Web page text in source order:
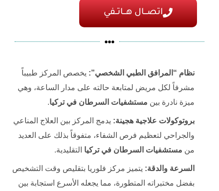
اتصـــال هـــاتــفي
نظام “المرافق الطبي الشخصي”: يخصص المركز طبيباً
مشرفاً لكل مريض لمتابعة حالته على مدار الساعة، وهي
ميزة نادرة بين مستشفيات السرطان في تركيا.
بروتوكولات علاجية هجينة: يدمج المركز بين العلاج المناعي
والجراحي لتعظيم فرص الشفاء، متفوقاً بذلك على العديد
من مستشفيات السرطان في تركيا التقليدية.
السرعة والدقة: يتميز مركز فلوريا بتقليص وقت التشخيص
بفضل مختبراته المتطورة، مما يجعله الأسرع استجابة بين